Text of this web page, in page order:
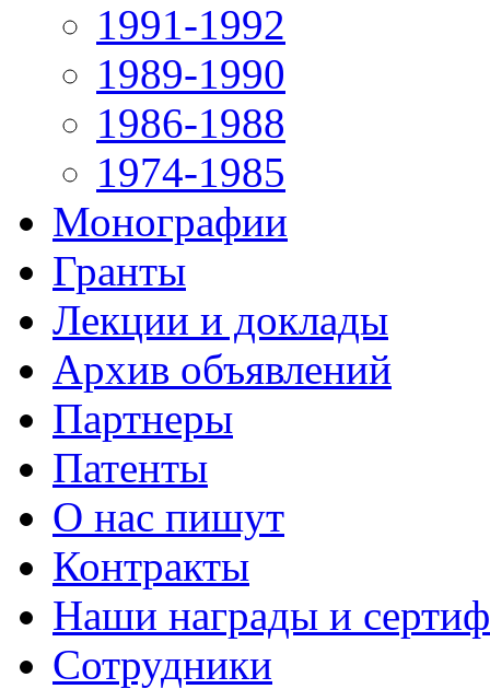
1991-1992
1989-1990
1986-1988
1974-1985
Монографии
Гранты
Лекции и доклады
Архив объявлений
Партнеры
Патенты
О нас пишут
Контракты
Наши награды и
Сотрудники